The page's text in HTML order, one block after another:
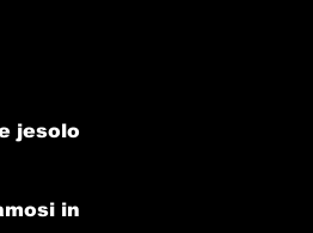
jesolo
in